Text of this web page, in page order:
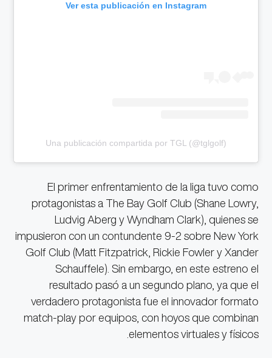
Ver esta publicación en Instagram
Una publicación compartida por TGL (@tglgolf)
El primer enfrentamiento de la liga tuvo como
protagonistas a The Bay Golf Club (Shane Lowry,
Ludvig Aberg y Wyndham Clark), quienes se
impusieron con un contundente 9-2 sobre New York
Golf Club (Matt Fitzpatrick, Rickie Fowler y Xander
Schauffele). Sin embargo, en este estreno el
resultado pasó a un segundo plano, ya que el
verdadero protagonista fue el innovador formato
match-play por equipos, con hoyos que combinan
elementos virtuales y físicos.